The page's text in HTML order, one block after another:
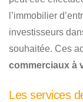
l’immobilier
investisseurs
souhaitée. Ces
commerciaux à
Les services